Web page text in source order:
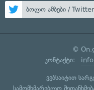
ბოლო ამბები / Twitter
©
კონტაქტი:
ვებსაიტით
სამომხმარებლო